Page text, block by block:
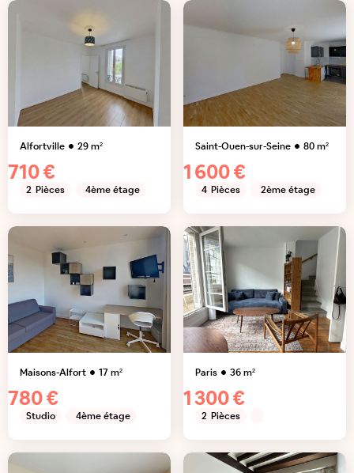
Alfortville 29m²
710 €
2 Pièces 4ème étage
Saint-Ouen-sur-Seine 80m²
1 600 €
4 Pièces 2ème étage
Maisons-Alfort 17m²
780 €
Studio 4ème étage
Paris 36m²
1 300 €
2 Pièces